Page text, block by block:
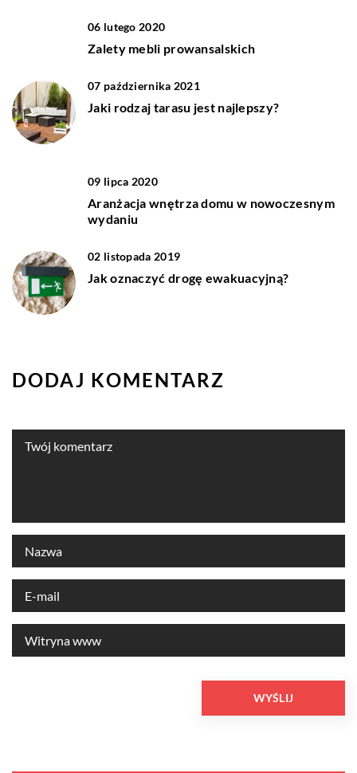
06 lutego 2020
Zalety mebli prowansalskich
07 października 2021
Jaki rodzaj tarasu jest najlepszy?
09 lipca 2020
Aranżacja wnętrza domu w nowoczesnym
wydaniu
02 listopada 2019
Jak oznaczyć drogę ewakuacyjną?
DODAJ KOMENTARZ